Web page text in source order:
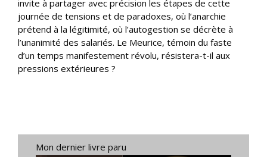
invite à partager avec précision les étapes de cette
journée de tensions et de paradoxes, où l’anarchie
prétend à la légitimité, où l’autogestion se décrète à
l’unanimité des salariés. Le Meurice, témoin du faste
d’un temps manifestement révolu, résistera-t-il aux
pressions extérieures ?
Mon dernier livre paru